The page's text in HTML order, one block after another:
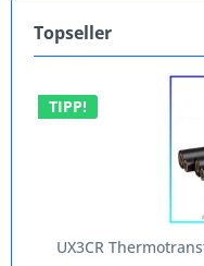
Topseller
TIPP!
UX3CR